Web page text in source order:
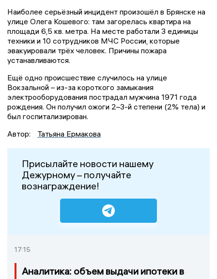
Наиболее серьёзный инцидент произошёл в Брянске на
улице Олега Кошевого: там загорелась квартира на
площади 6,5 кв. метра. На месте работали 3 единицы
техники и 10 сотрудников МЧС России, которые
эвакуировали трёх человек. Причины пожара
устанавливаются.
Ещё одно происшествие случилось на улице
Вокзальной – из-за короткого замыкания
электрооборудования пострадал мужчина 1971 года
рождения. Он получил ожоги 2–3-й степени (2% тела) и
был госпитализирован.
Автор:
Татьяна Ермакова
Присылайте новости нашему
Дежурному – получайте
вознаграждение!
17:15
Аналитика: объем выдачи ипотеки в